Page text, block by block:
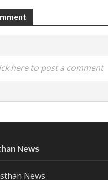
here to post a comment
News